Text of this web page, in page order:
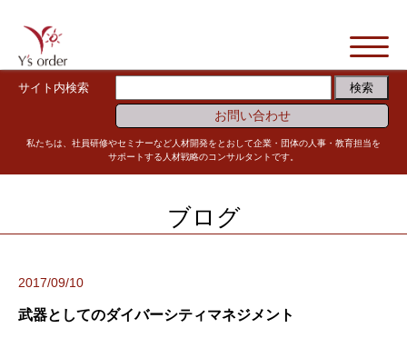
サイト内検索
お問い合わせ
私たちは、社員研修やセミナーなど人材開発をとおして企業・団体の人事・教育担当を
サポートする人材戦略のコンサルタントです。
ブログ
2017/09/10
武器としてのダイバーシティマネジメント